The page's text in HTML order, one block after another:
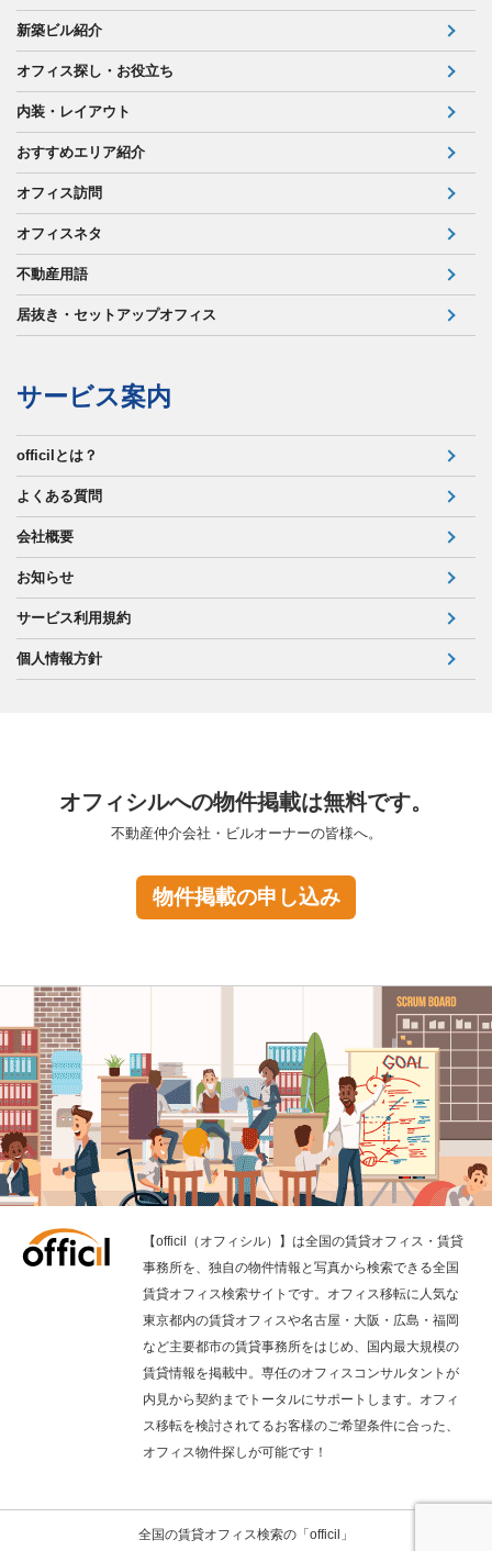
新築ビル紹介
オフィス探し・お役立ち
内装・レイアウト
おすすめエリア紹介
オフィス訪問
オフィスネタ
不動産用語
居抜き・セットアップオフィス
サービス案内
officilとは？
よくある質問
会社概要
お知らせ
サービス利用規約
個人情報方針
オフィシルへの物件掲載は無料です。
不動産仲介会社・ビルオーナーの皆様へ。
物件掲載の申し込み
【officil（オフィシル）】は全国の賃貸オフィス・賃貸
事務所を、独自の物件情報と写真から検索できる全国
賃貸オフィス検索サイトです。オフィス移転に人気な
東京都内の賃貸オフィスや名古屋・大阪・広島・福岡
など主要都市の賃貸事務所をはじめ、国内最大規模の
賃貸情報を掲載中。専任のオフィスコンサルタントが
内見から契約までトータルにサポートします。オフィ
ス移転を検討されてるお客様のご希望条件に合った、
オフィス物件探しが可能です！
全国の賃貸オフィス検索の「officil」